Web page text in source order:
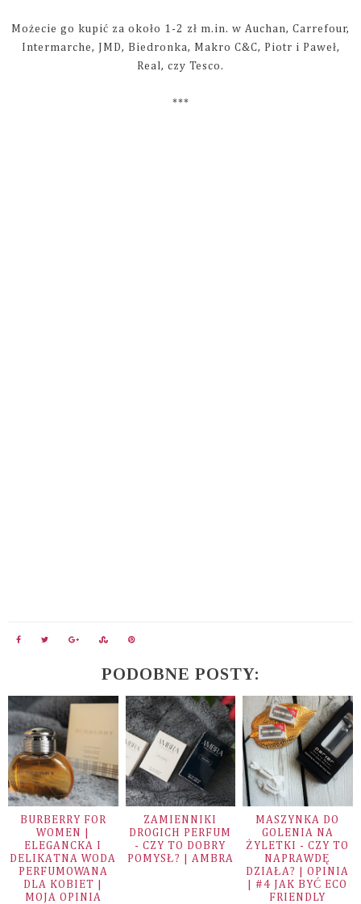
Możecie go kupić za około 1-2 zł m.in. w Auchan, Carrefour,
Intermarche, JMD, Biedronka, Makro C&C, Piotr i Paweł,
Real, czy Tesco.
***
PODOBNE POSTY:
BURBERRY FOR
WOMEN |
ELEGANCKA I
DELIKATNA WODA
PERFUMOWANA
DLA KOBIET |
MOJA OPINIA
ZAMIENNIKI
DROGICH PERFUM
- CZY TO DOBRY
POMYSŁ? | AMBRA
MASZYNKA DO
GOLENIA NA
ŻYLETKI - CZY TO
NAPRAWDĘ
DZIAŁA? | OPINIA
| #4 JAK BYĆ ECO
FRIENDLY